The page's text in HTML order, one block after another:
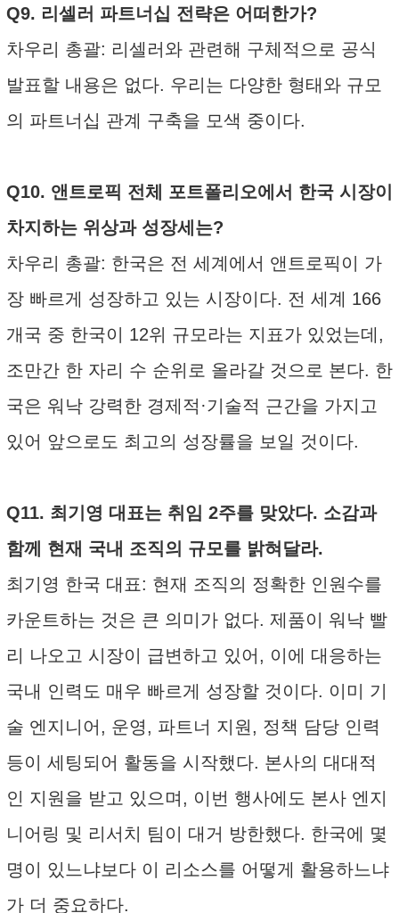
Q9. 리셀러 파트너십 전략은 어떠한가?
차우리 총괄: 리셀러와 관련해 구체적으로 공식
발표할 내용은 없다. 우리는 다양한 형태와 규모
의 파트너십 관계 구축을 모색 중이다.
Q10. 앤트로픽 전체 포트폴리오에서 한국 시장이
차지하는 위상과 성장세는?
차우리 총괄: 한국은 전 세계에서 앤트로픽이 가
장 빠르게 성장하고 있는 시장이다. 전 세계 166
개국 중 한국이 12위 규모라는 지표가 있었는데,
조만간 한 자리 수 순위로 올라갈 것으로 본다. 한
국은 워낙 강력한 경제적·기술적 근간을 가지고
있어 앞으로도 최고의 성장률을 보일 것이다.
Q11. 최기영 대표는 취임 2주를 맞았다. 소감과
함께 현재 국내 조직의 규모를 밝혀달라.
최기영 한국 대표: 현재 조직의 정확한 인원수를
카운트하는 것은 큰 의미가 없다. 제품이 워낙 빨
리 나오고 시장이 급변하고 있어, 이에 대응하는
국내 인력도 매우 빠르게 성장할 것이다. 이미 기
술 엔지니어, 운영, 파트너 지원, 정책 담당 인력
등이 세팅되어 활동을 시작했다. 본사의 대대적
인 지원을 받고 있으며, 이번 행사에도 본사 엔지
니어링 및 리서치 팀이 대거 방한했다. 한국에 몇
명이 있느냐보다 이 리소스를 어떻게 활용하느냐
가 더 중요하다.